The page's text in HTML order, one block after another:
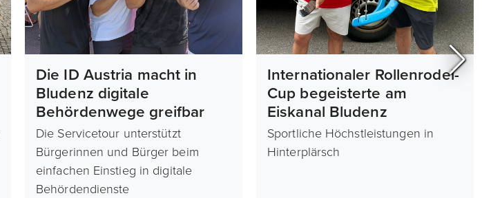
Die ID Austria macht in
Bludenz digitale
Behördenwege greifbar
Die Servicetour unterstützt
Bürgerinnen und Bürger beim
einfachen Einstieg in digitale
Behördendienste
Internationaler Rollenrodel-
Cup begeisterte am
Eiskanal Bludenz
Sportliche Höchstleistungen in
Hinterplärsch